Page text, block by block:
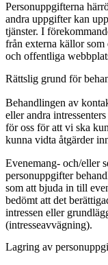
Personuppgifterna
andra uppgifter kan
tjänster. I
från externa källor som
och offentliga
Rättslig grund för
Behandlingen av
eller andra
för oss för att vi ska
kunna vidta åtgärder
Evenemang- och/eller
personuppgifter
som att bjuda in till
bedömt att det
intressen eller
(intresseavvägning).
Lagring av